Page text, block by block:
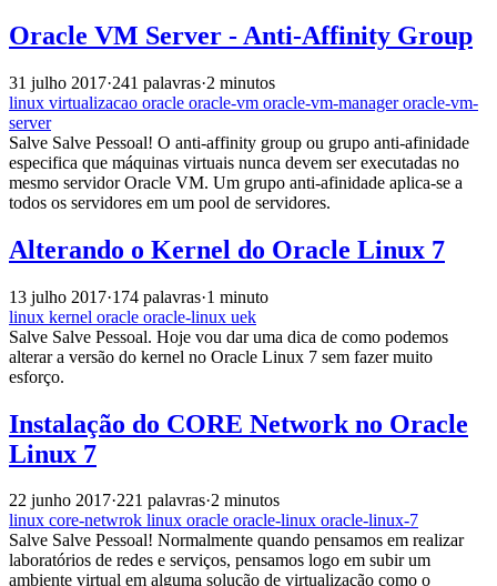
Oracle VM Server - Anti-Affinity Group
31 julho 2017·241 palavras·2 minutos
linux virtualizacao oracle oracle-vm oracle-vm-manageroracle-vm-
server
Salve Salve Pessoal! O anti-affinity group ou grupo anti-afinidade
especifica que máquinas virtuais nunca devem ser executadas no
mesmo servidor Oracle VM. Um grupo anti-afinidade aplica-se a
todos os servidores em um pool de servidores.
Alterando o Kernel do Oracle Linux 7
13 julho 2017·174 palavras·1 minuto
linux kernel oracle oracle-linux uek
Salve Salve Pessoal. Hoje vou dar uma dica de como podemos
alterar a versão do kernel no Oracle Linux 7 sem fazer muito
esforço.
Instalação do CORE Network no Oracle
Linux 7
22 junho 2017·221 palavras·2 minutos
linux core-netwrok linux oracle oracle-linux oracle-linux-7
Salve Salve Pessoal! Normalmente quando pensamos em realizar
laboratórios de redes e serviços, pensamos logo em subir um
ambiente virtual em alguma solução de virtualização como o